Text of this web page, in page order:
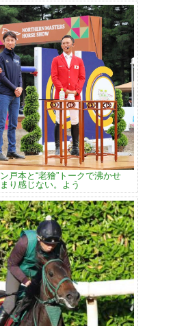
本と“老獪”トークで沸かせ
り感じない。よう